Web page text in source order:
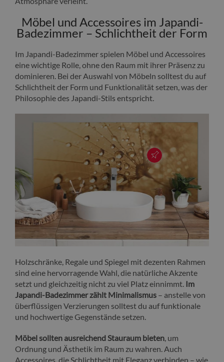
Möbel und Accessoires im Japandi-
Badezimmer – Schlichtheit der Form
Im Japandi-Badezimmer spielen Möbel und Accessoires
eine wichtige Rolle, ohne den Raum mit ihrer Präsenz zu
dominieren. Bei der Auswahl von Möbeln solltest du auf
Schlichtheit der Form und Funktionalität setzen, was der
Philosophie des Japandi-Stils entspricht.
Holzschränke, Regale und Spiegel mit dezenten Rahmen
sind eine hervorragende Wahl, die natürliche Akzente
setzt und gleichzeitig nicht zu viel Platz einnimmt. Im
Japandi-Badezimmer zählt Minimalismus – anstelle von
überflüssigen Verzierungen solltest du auf funktionale
und hochwertige Gegenstände setzen.
Möbel sollten ausreichend Stauraum bieten, um
Ordnung und Ästhetik im Raum zu wahren. Auch
Accessoires, die Schlichtheit mit Eleganz verbinden – wie